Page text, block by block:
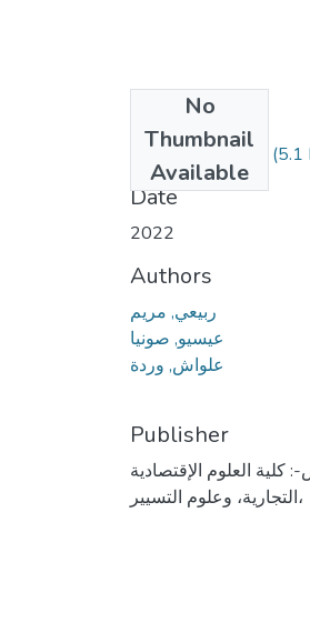
No
Thumbnail
Available
Rabiai meriem.pdf (5.1
Date
2022
Authors
ربيعي, مريم
عيسيو, صونيا
علواش, وردة
Publisher
العلوم الإقتصادية
،التجارية، وعلوم التسيير